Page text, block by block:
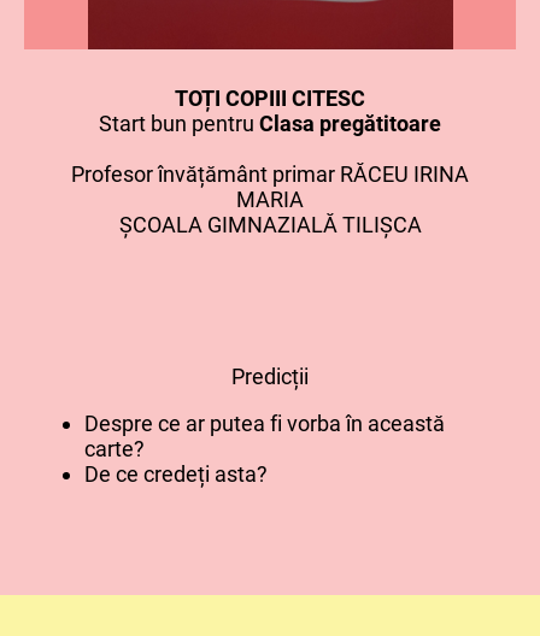
TOȚI COPIII CITESC
Start bun pentru Clasa pregătitoare
Profesor învățământ primar RĂCEU IRINA
MARIA
ȘCOALA GIMNAZIALĂ TILIȘCA
Predicții
Despre ce ar putea fi vorba în această
carte?
De ce credeți asta?